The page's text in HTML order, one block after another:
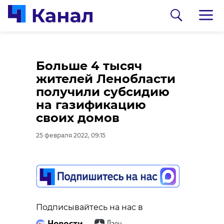
Больше 4 тысяч
жителей Ленобласти
получили субсидию
на газификацию
своих домов
25 февраля 2022, 09:15
Подписывайтесь на нас в
Житель Ленобласти
поскользнулся на
путях, попал под
поезд и остался жив
25 февраля 2022, 08:51
Ленобласть
отправила
гуманитарную
помощь для жителей
Донбасса
25 февраля 2022, 08:30
Подписывайтесь на нас в